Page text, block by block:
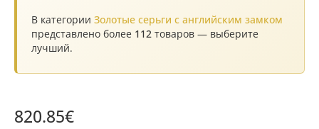
В категории Золотые серьги с английским замком
представлено более 112 товаров — выберите
лучший.
820.85€